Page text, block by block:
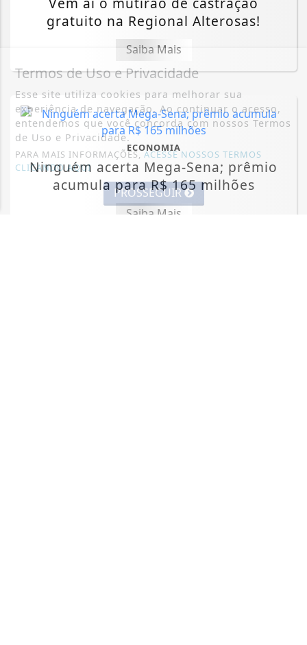
gratuito na Regional Alterosas!
Saiba Mais
ECONOMIA
Ninguém acerta Mega-Sena; prêmio
acumula para R$ 165 milhões
Saiba Mais
Termos de Uso e Privacidade
Esse site utiliza cookies para melhorar sua
experiência de navegação. Ao continuar o acesso,
entendemos que você concorda com nossos Termos
de Uso e Privacidade.
PARA MAIS INFORMAÇÕES,ACESSE NOSSOS TERMOS
CLICANDO AQUI
PROSSEGUIR